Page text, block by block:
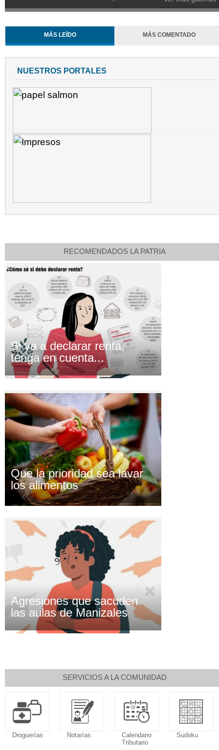
MÁS LEÍDO MÁS COMENTADO
NUESTROS PORTALES
RECOMENDADOS LA PATRIA
Si va a declarar renta,
tenga en cuenta...
Que la prioridad sea lavar
los alimentos
Agresiones que sacuden
las aulas de Manizales
SERVICIOS A LA COMUNIDAD
Droguerías Notarías
Calendario
Tributario
Sudoku